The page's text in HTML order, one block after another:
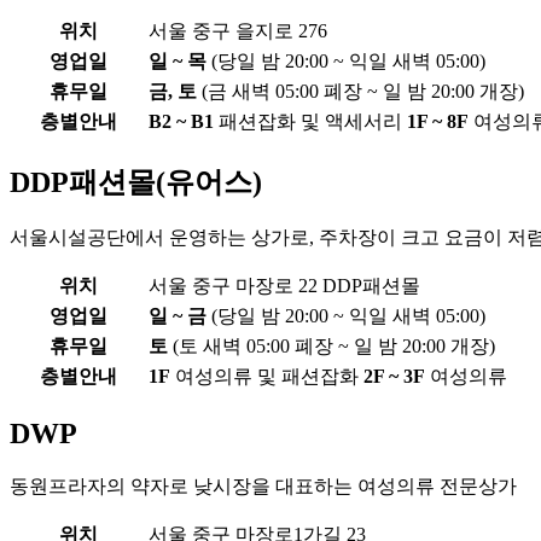
위치
서울 중구 을지로 276
영업일
일 ~ 목 (당일 밤 20:00 ~ 익일 새벽 05:00)
휴무일
금, 토 (금 새벽 05:00 폐장 ~ 일 밤 20:00 개장)
층별안내
B2 ~ B1 패션잡화 및 액세서리 1F ~ 8F 여성의
DDP패션몰(유어스)
서울시설공단에서 운영하는 상가로, 주차장이 크고 요금이 저
위치
서울 중구 마장로 22 DDP패션몰
영업일
일 ~ 금 (당일 밤 20:00 ~ 익일 새벽 05:00)
휴무일
토 (토 새벽 05:00 폐장 ~ 일 밤 20:00 개장)
층별안내
1F 여성의류 및 패션잡화 2F ~ 3F 여성의류
DWP
동원프라자의 약자로 낮시장을 대표하는 여성의류 전문상가
위치 서울 중구 마장로1가길 23